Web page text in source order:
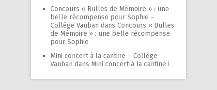
Concours « Bulles de Mémoire » : une
belle récompense pour Sophie –
Collège Vauban dans Concours « Bulles
de Mémoire » : une belle récompense
pour Sophie
Mini concert à la cantine – Collège
Vauban dans Mini concert à la cantine !